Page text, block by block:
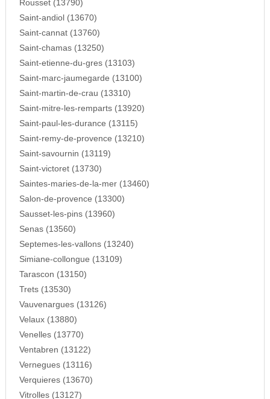
Rousset (13790)
Saint-andiol (13670)
Saint-cannat (13760)
Saint-chamas (13250)
Saint-etienne-du-gres (13103)
Saint-marc-jaumegarde (13100)
Saint-martin-de-crau (13310)
Saint-mitre-les-remparts (13920)
Saint-paul-les-durance (13115)
Saint-remy-de-provence (13210)
Saint-savournin (13119)
Saint-victoret (13730)
Saintes-maries-de-la-mer (13460)
Salon-de-provence (13300)
Sausset-les-pins (13960)
Senas (13560)
Septemes-les-vallons (13240)
Simiane-collongue (13109)
Tarascon (13150)
Trets (13530)
Vauvenargues (13126)
Velaux (13880)
Venelles (13770)
Ventabren (13122)
Vernegues (13116)
Verquieres (13670)
Vitrolles (13127)